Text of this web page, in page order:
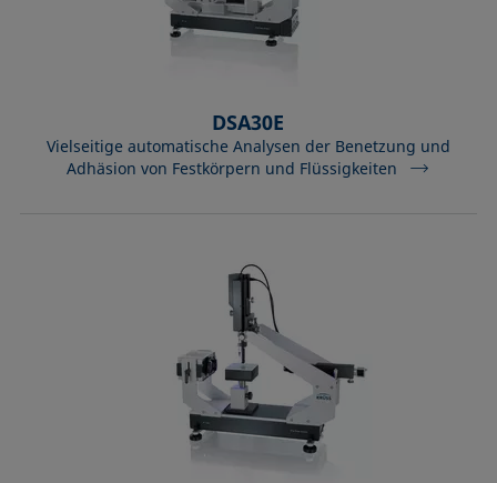
DSA30E
Vielseitige automatische Analysen der Benetzung und
Adhäsion von Festkörpern und Flüssigkeiten